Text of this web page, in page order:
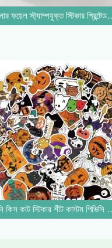
ফয়েল স্ট্যাম্পযুক্ত স্টিকার
ধাতব আঠালো
কিস কাট স্টিকার শীট কাস্টম পিভিসি